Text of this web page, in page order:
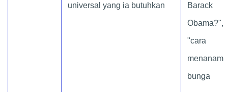
universal yang ia butuhkan Barack
Obama?",
"cara
menanam
bunga